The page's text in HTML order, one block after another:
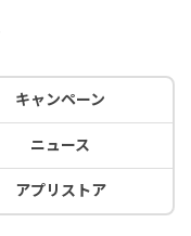
キャンペーン
ニュース
アプリストア